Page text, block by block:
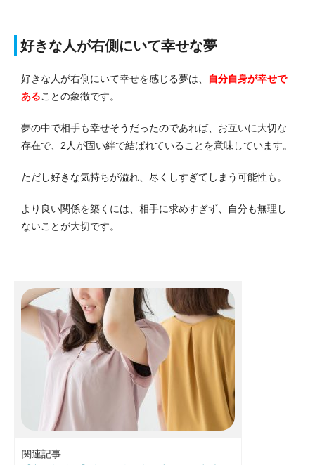
好きな人が右側にいて幸せな夢
好きな人が右側にいて幸せを感じる夢は、
自分自身が幸せで
あることの象徴です。
夢の中で相手も幸せそうだったのであれば、お互いに大切な
存在で、2人が固い絆で結ばれていることを意味しています。
ただし好きな気持ちが溢れ、尽くしすぎてしまう可能性も。
より良い関係を築くには、相手に求めすぎず、自分も無理し
ないことが大切です。
関連記事